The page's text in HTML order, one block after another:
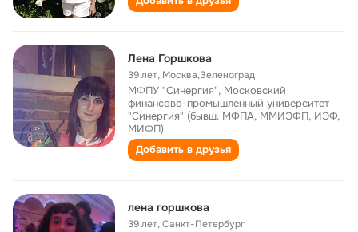
Лена Горшкова
39 лет, Москва,Зеленоград
МФПУ "Синергия", Московский
финансово-промышленный университет
"Синергия" (бывш. МФПА, ММИЭФП, ИЭФ,
МИФП)
Добавить в друзья
лена горшкова
39 лет,Санкт-Петербург